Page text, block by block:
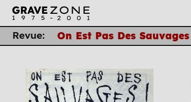
Revue: On Est Pas Des Sauvages